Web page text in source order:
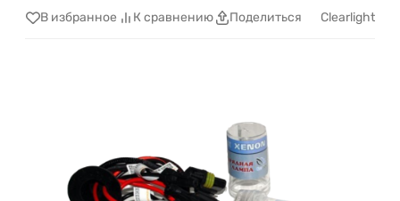
В избранное К сравнению Поделиться Clearlight